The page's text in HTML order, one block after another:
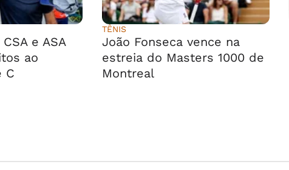
e ASA
ao
C
TÊNIS
João Fonseca vence na
estreia do Masters 1000 de
Montreal